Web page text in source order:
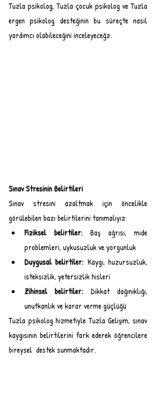
Tuzla psikolog, Tuzla çocuk psikolog ve Tuzla
ergen psikolog desteğinin bu süreçte nasıl
yardımcı olabileceğini inceleyeceğz.
Sınav Stresinin Belirtileri
Sınav stresini azaltmak için öncelikle
görülebilen bazı belirtilerini tanımalıyız:
Fiziksel belirtiler: Baş ağrısı, mide
problemleri, uykusuzluk ve yorgunluk
Duygusal belirtiler: Kaygı, huzursuzluk,
isteksizlik, yetersizlik hisleri
Zihinsel belirtiler: Dikkat dağınıklığı,
unutkanlık ve karar verme güçlüğü
Tuzla psikolog hizmetiyle Tuzla Gelişim, sınav
kaygısının belirtilerini fark ederek öğrencilere
bireysel  destek sunmaktadır.